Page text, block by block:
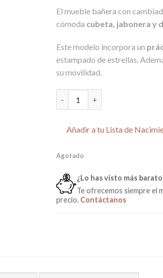
El mueble bañera con
cómoda cubeta, jabonera y
Este modelo incorpora un
estampado de estrellas.
su movilidad.
Añadir a tu Lista de
Agotado
¿Lo has visto más
Te ofrecemos siempre el
precio. Contáctanos